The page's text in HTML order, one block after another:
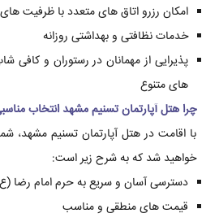
امکان رزرو اتاق های متعدد با ظرفیت
خدمات نظافتی و بهداشتی روزانه
پذیرایی از مهمانان در رستوران و کافی
های متنوع
چرا هتل آپارتمان تسنیم مشهد انتخاب
با اقامت در هتل آپارتمان تسنیم مشهد، شما
خواهید شد که به شرح زیر است:
دسترسی آسان و سریع به حرم امام رضا
قیمت های منطقی و مناسب